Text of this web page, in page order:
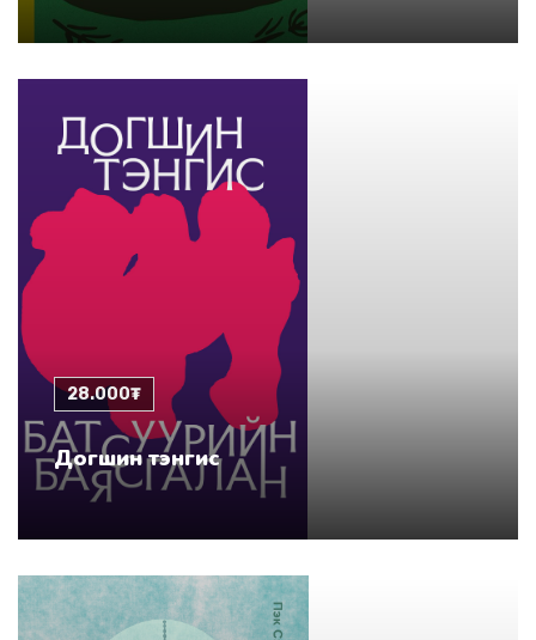
28.000₮
Догшин тэнгис